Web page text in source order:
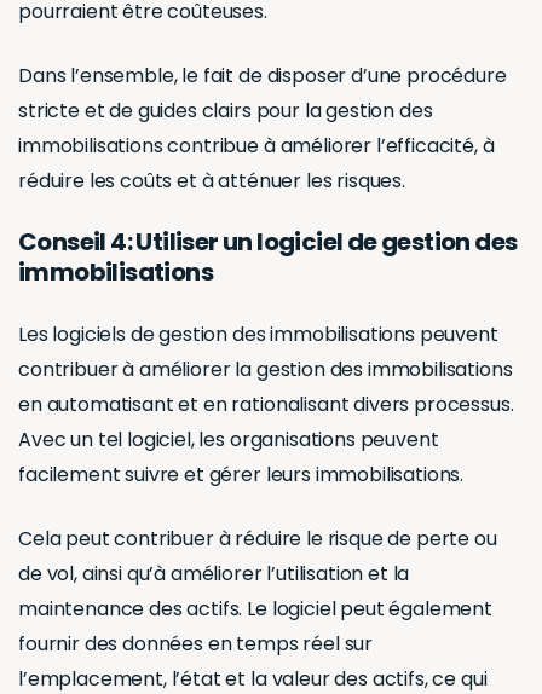
pourraient être coûteuses.
Dans l’ensemble, le fait de disposer d’une procédure
stricte et de guides clairs pour la gestion des
immobilisations contribue à améliorer l’efficacité, à
réduire les coûts et à atténuer les risques.
Conseil 4: Utiliser un logiciel de gestion des
immobilisations
Les logiciels de gestion des immobilisations peuvent
contribuer à améliorer la gestion des immobilisations
en automatisant et en rationalisant divers processus.
Avec un tel logiciel, les organisations peuvent
facilement suivre et gérer leurs immobilisations.
Cela peut contribuer à réduire le risque de perte ou
de vol, ainsi qu’à améliorer l’utilisation et la
maintenance des actifs. Le logiciel peut également
fournir des données en temps réel sur
l’emplacement, l’état et la valeur des actifs, ce qui